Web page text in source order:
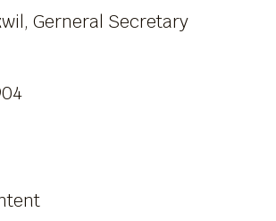
Gerneral Secretary